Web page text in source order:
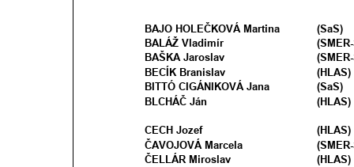
BAJO HOLEČKOVÁ Martina
(SaS)
BALÁŽ Vladimír
BAŠKA Jaroslav
BECÍK Branislav
(HLAS)
BITTÓ CIGÁNIKOVÁ Jana
(SaS)
BLCHÁČ Ján
(HLAS)
CECH Jozef
(HLAS)
ČAVOJOVÁ Marcela
ČELLÁR Miroslav
(HLAS)